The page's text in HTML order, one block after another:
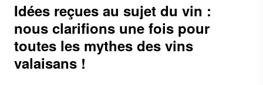
Idées reçues au sujet du vin :
nous clarifions une fois pour
toutes les mythes des vins
valaisans !